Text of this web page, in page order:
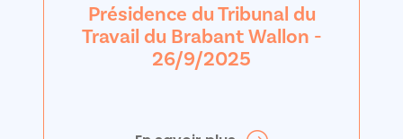
Présidence du Tribunal du
Travail du Brabant Wallon -
26/9/2025